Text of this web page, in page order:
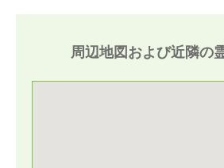
周辺地図および近隣の